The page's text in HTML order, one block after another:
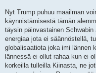
Nyt Trump puhuu maailman
käynnistämisestä tämän
täysin päinvastainen Schwabin
energiaa jota ei säännöstellä,
globalisaatiota joka imi lännen
lännessä ei ollut rahaa kun ei
korkeilla tulleilla Kiinasta, ne